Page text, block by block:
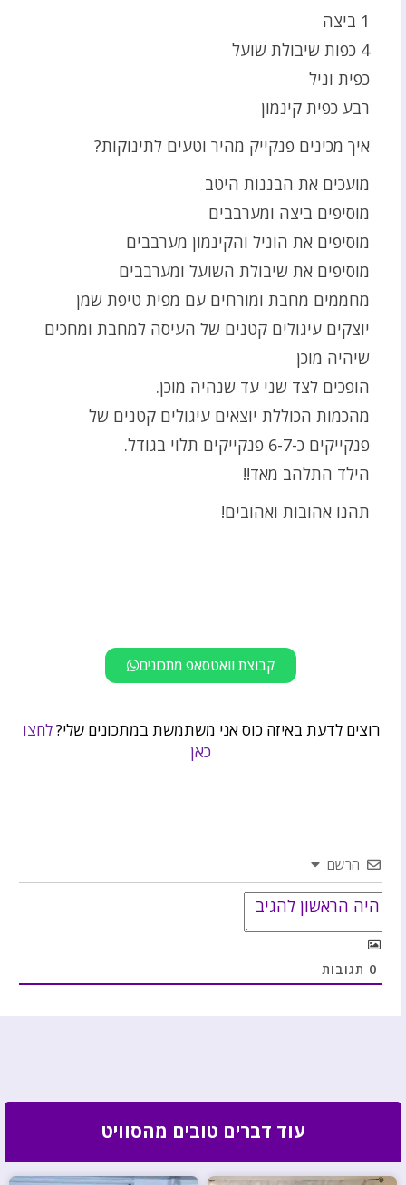
1 ביצה
4 כפות שיבולת שועל
כפית וניל
רבע כפית קינמון
איך מכינים פנקייק מהיר וטעים לתינוקות?
מועכים את הבננות היטב
מוסיפים ביצה ומערבבים
מוסיפים את הוניל והקינמון מערבבים
מוסיפים את שיבולת השועל ומערבבים
מחממים מחבת ומורחים עם מפית טיפת שמן
יוצקים עיגולים קטנים של העיסה למחבת ומחכים
שיהיה מוכן
הופכים לצד שני עד שנהיה מוכן.
מהכמות הכוללת יוצאים עיגולים קטנים של
פנקייקים כ-6-7 פנקייקים תלוי בגודל.
הילד התלהב מאד!!
תהנו אהובות ואהובים!
קבוצת וואטסאפ מתכונים
רוצים לדעת באיזה כוס אני משתמשת במתכונים שלי?לחצו
כאן
הרשם
0 תגובות
עוד דברים טובים מהסוויט